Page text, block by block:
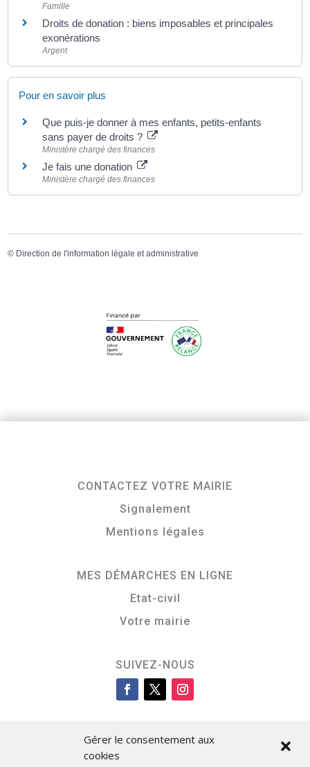
Gérer le consentement aux
cookies
Famille
Droits de donation : biens imposables et principales
exonérations
Argent
Pour en savoir plus
Que puis-je donner à mes enfants, petits-enfants
sans payer de droits ?
Ministère chargé des finances
Je fais une donation
Ministère chargé des finances
© Direction de l'information légale et administrative
CONTACTEZ VOTRE MAIRIE
Signalement
Mentions légales
MES DÉMARCHES EN LIGNE
Etat-civil
Votre mairie
SUIVEZ-NOUS